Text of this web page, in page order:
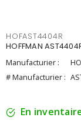
HOFAST4404R
HOFFMAN
Manufacturier :
# Manufacturier :
En